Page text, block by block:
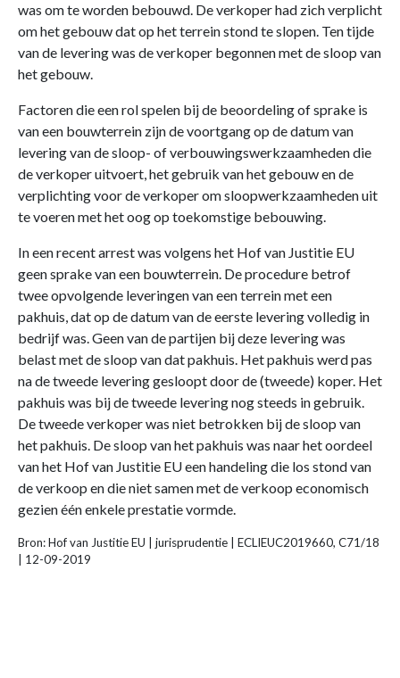
was om te worden bebouwd. De verkoper had zich verplicht
om het gebouw dat op het terrein stond te slopen. Ten tijde
van de levering was de verkoper begonnen met de sloop van
het gebouw.
Factoren die een rol spelen bij de beoordeling of sprake is
van een bouwterrein zijn de voortgang op de datum van
levering van de sloop- of verbouwingswerkzaamheden die
de verkoper uitvoert, het gebruik van het gebouw en de
verplichting voor de verkoper om sloopwerkzaamheden uit
te voeren met het oog op toekomstige bebouwing.
In een recent arrest was volgens het Hof van Justitie EU
geen sprake van een bouwterrein. De procedure betrof
twee opvolgende leveringen van een terrein met een
pakhuis, dat op de datum van de eerste levering volledig in
bedrijf was. Geen van de partijen bij deze levering was
belast met de sloop van dat pakhuis. Het pakhuis werd pas
na de tweede levering gesloopt door de (tweede) koper. Het
pakhuis was bij de tweede levering nog steeds in gebruik.
De tweede verkoper was niet betrokken bij de sloop van
het pakhuis. De sloop van het pakhuis was naar het oordeel
van het Hof van Justitie EU een handeling die los stond van
de verkoop en die niet samen met de verkoop economisch
gezien één enkele prestatie vormde.
Bron: Hof van Justitie EU | jurisprudentie | ECLIEUC2019660, C71/18
| 12-09-2019